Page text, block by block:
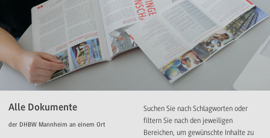
Alle Dokumente
der DHBW Mannheim an einem Ort
Suchen Sie nach Schlagworten oder
filtern Sie nach den jeweiligen
Bereichen, um gewünschte Inhalte zu